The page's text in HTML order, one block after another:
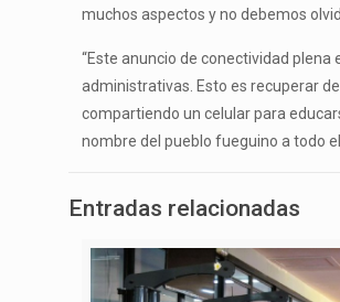
muchos aspectos y no debemos
“Este anuncio de conectividad
administrativas. Esto es recuperar
compartiendo un celular para
nombre del pueblo fueguino a todo
Entradas relacionadas